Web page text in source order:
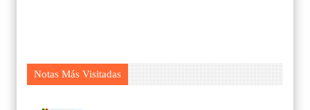
Notas Más Visitadas